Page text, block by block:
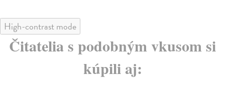
High-contrast mode
Čitatelia s podobným vkusom si
kúpili aj: